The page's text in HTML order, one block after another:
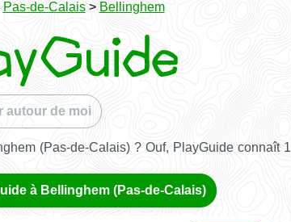
Pas-de-Calais> Bellinghem
autour de moi
(Pas-de-Calais) ? Ouf, PlayGuide connaît 1
à Bellinghem (Pas-de-Calais)